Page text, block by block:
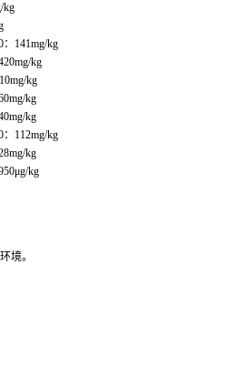
kg
： 141mg/kg
kg
kg
kg
kg
： 112mg/kg
kg
μg/kg
境。